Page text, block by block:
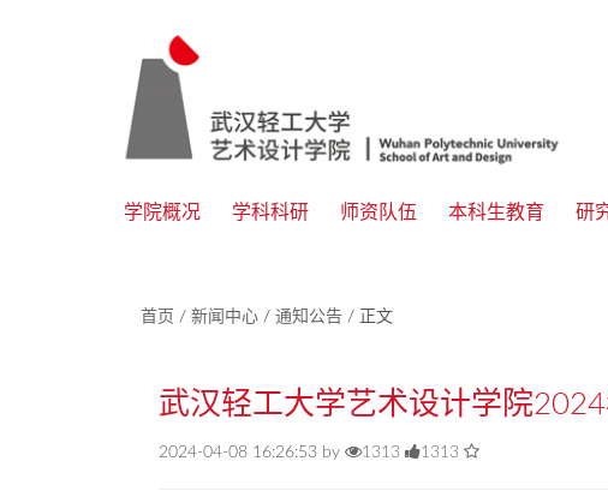
学院概况 学科科研 师资队伍 本科生教育 研
首页 / 新闻中心 / 通知公告 / 正文
武汉轻工大学艺术设计学院
2024-04-08 16:26:53 by 1313 1313